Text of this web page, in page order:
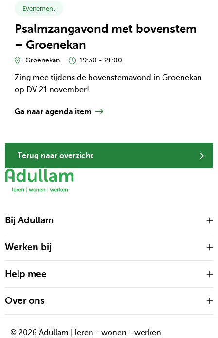
Psalmzangavond met bovenstem
– Groenekan
Evenement
Groenekan 19:30 - 21:00
Zing mee tijdens de bovenstemavond in Groenekan
op DV 21 november!
Ga naar agenda item
item:
met
bovenstem
Groenekan
Terug naar overzicht
Bij Adullam
Werken bij
Help mee
Over ons
© 2026 Adullam | leren - wonen - werken